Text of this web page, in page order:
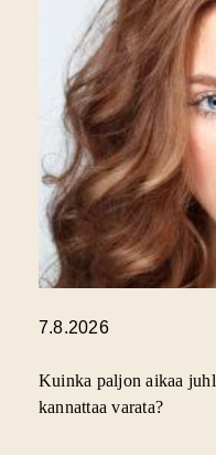
7.8.2026
Kuinka paljon aikaa
kannattaa varata?